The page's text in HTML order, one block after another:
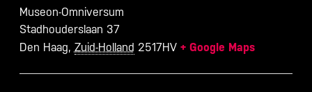
Museon-Omniversum
Stadhouderslaan 37
Den Haag, Zuid-Holland 2517HV + Google Maps